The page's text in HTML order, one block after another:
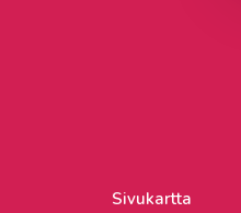
Sivukartta